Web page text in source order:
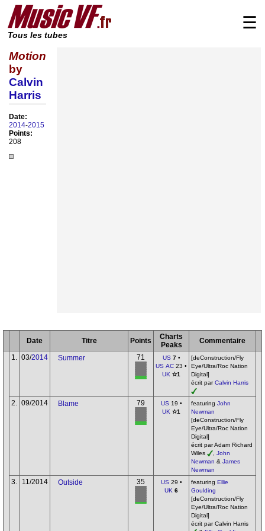
Tous les tubes
☰
Motion
by
Calvin
Harris
Date:
2014-2015
Points:
208
Date Titre Points
Charts
Peaks
Commentaire
1.
03/2014 Summer 71 US 7•
US AC 23 •
UK ✫1
[deConstruction/Fly
Eye/Ultra/Roc Nation
Digital]
écrit parCalvin Harris
2. 09/2014 Blame 79 US19 •
UK ✫1
featuring John
Newman
[deConstruction/Fly
Eye/Ultra/Roc Nation
Digital]
écrit par Adam Richard
Wiles
John
Newman & James
Newman
3. 11/2014 Outside 35 US29 •
UK 6
featuring Ellie
Goulding
[deConstruction/Fly
Eye/Ultra/Roc Nation
Digital]
écrit par Calvin Harris